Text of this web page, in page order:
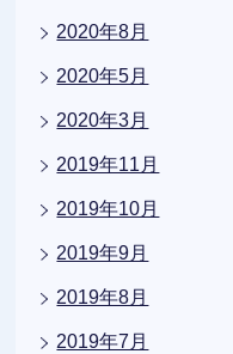
2020年8月
2020年5月
2020年3月
2019年11月
2019年10月
2019年9月
2019年8月
2019年7月